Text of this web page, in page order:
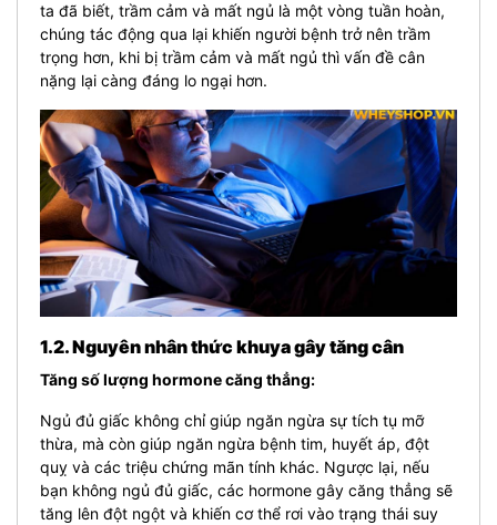
ta đã biết, trầm cảm và mất ngủ là một vòng tuần hoàn,
chúng tác động qua lại khiến người bệnh trở nên trầm
trọng hơn, khi bị trầm cảm và mất ngủ thì vấn đề cân
nặng lại càng đáng lo ngại hơn.
1.2. Nguyên nhân thức khuya gây tăng cân
Tăng số lượng hormone căng thẳng:
Ngủ đủ giấc không chỉ giúp ngăn ngừa sự tích tụ mỡ
thừa, mà còn giúp ngăn ngừa bệnh tim, huyết áp, đột
quỵ và các triệu chứng mãn tính khác. Ngược lại, nếu
bạn không ngủ đủ giấc, các hormone gây căng thẳng sẽ
tăng lên đột ngột và khiến cơ thể rơi vào trạng thái suy